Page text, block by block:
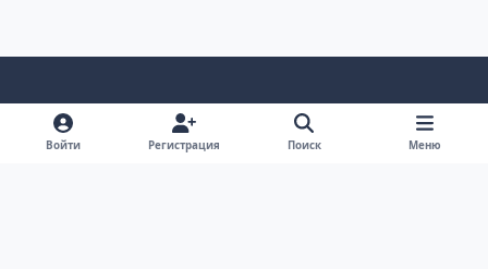
Светлый режим
Темный режим
Системные предпочтения
v
Войти Регистрация Поиск Меню